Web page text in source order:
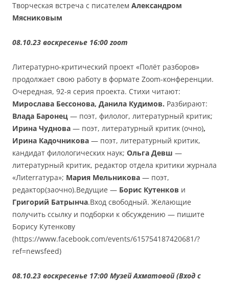
Творческая встреча с писателем Александром
Мясниковым
08.10.23 воскресенье 16:00zoom
Литературно-критический проект «Полёт разборов»
продолжает свою работу в формате Zoom-конференции.
Очередная, 92-я серия проекта. Стихи читают:
Мирослава Бессонова, Данила Кудимов. Разбирают:
Влада Баронец — поэт, филолог, литературный критик;
Ирина Чуднова — поэт, литературный критик (очно),
Ирина Кадочникова — поэт, литературный критик,
кандидат филологических наук; Ольга Девш —
литературный критик, редактор отдела критики журнала
«Лиterraтура»; Мария Мельникова — поэт,
редактор(заочно).Ведущие — Борис Кутенков и
Григорий Батрынча.Вход свободный. Желающие
получить ссылку и подборки к обсуждению — пишите
Борису Кутенкову
(https://www.facebook.com/events/615754187420681/?
ref=newsfeed)
08.10.23 воскресенье 17:00 Музей Ахматовой (Вход с